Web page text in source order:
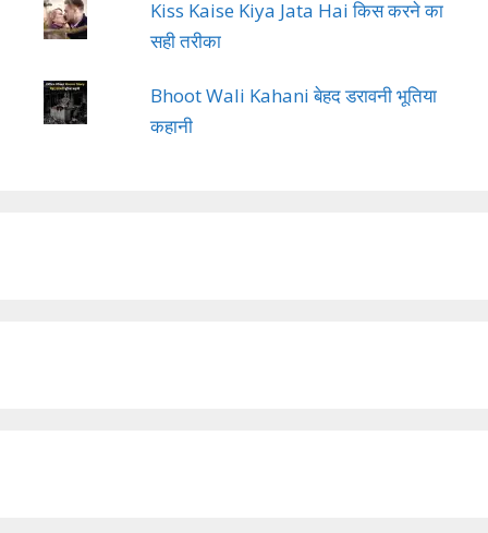
Kiss Kaise Kiya Jata Hai किस करने का
सही तरीका
Bhoot Wali Kahani बेहद डरावनी भूतिया
कहानी